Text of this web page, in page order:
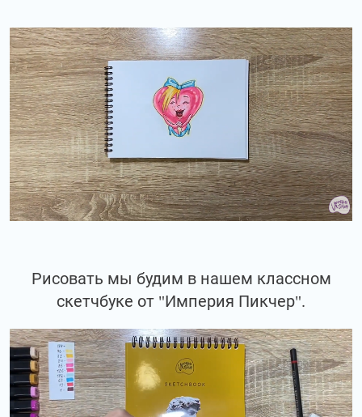
Рисовать мы будим в нашем классном
скетчбуке от "Империя Пикчер".